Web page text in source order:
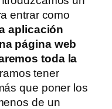
entrar como
aplicación
página web
toda la
tener
que poner los
de un